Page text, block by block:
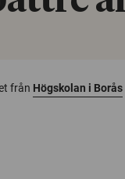
från Högskolan i Borås